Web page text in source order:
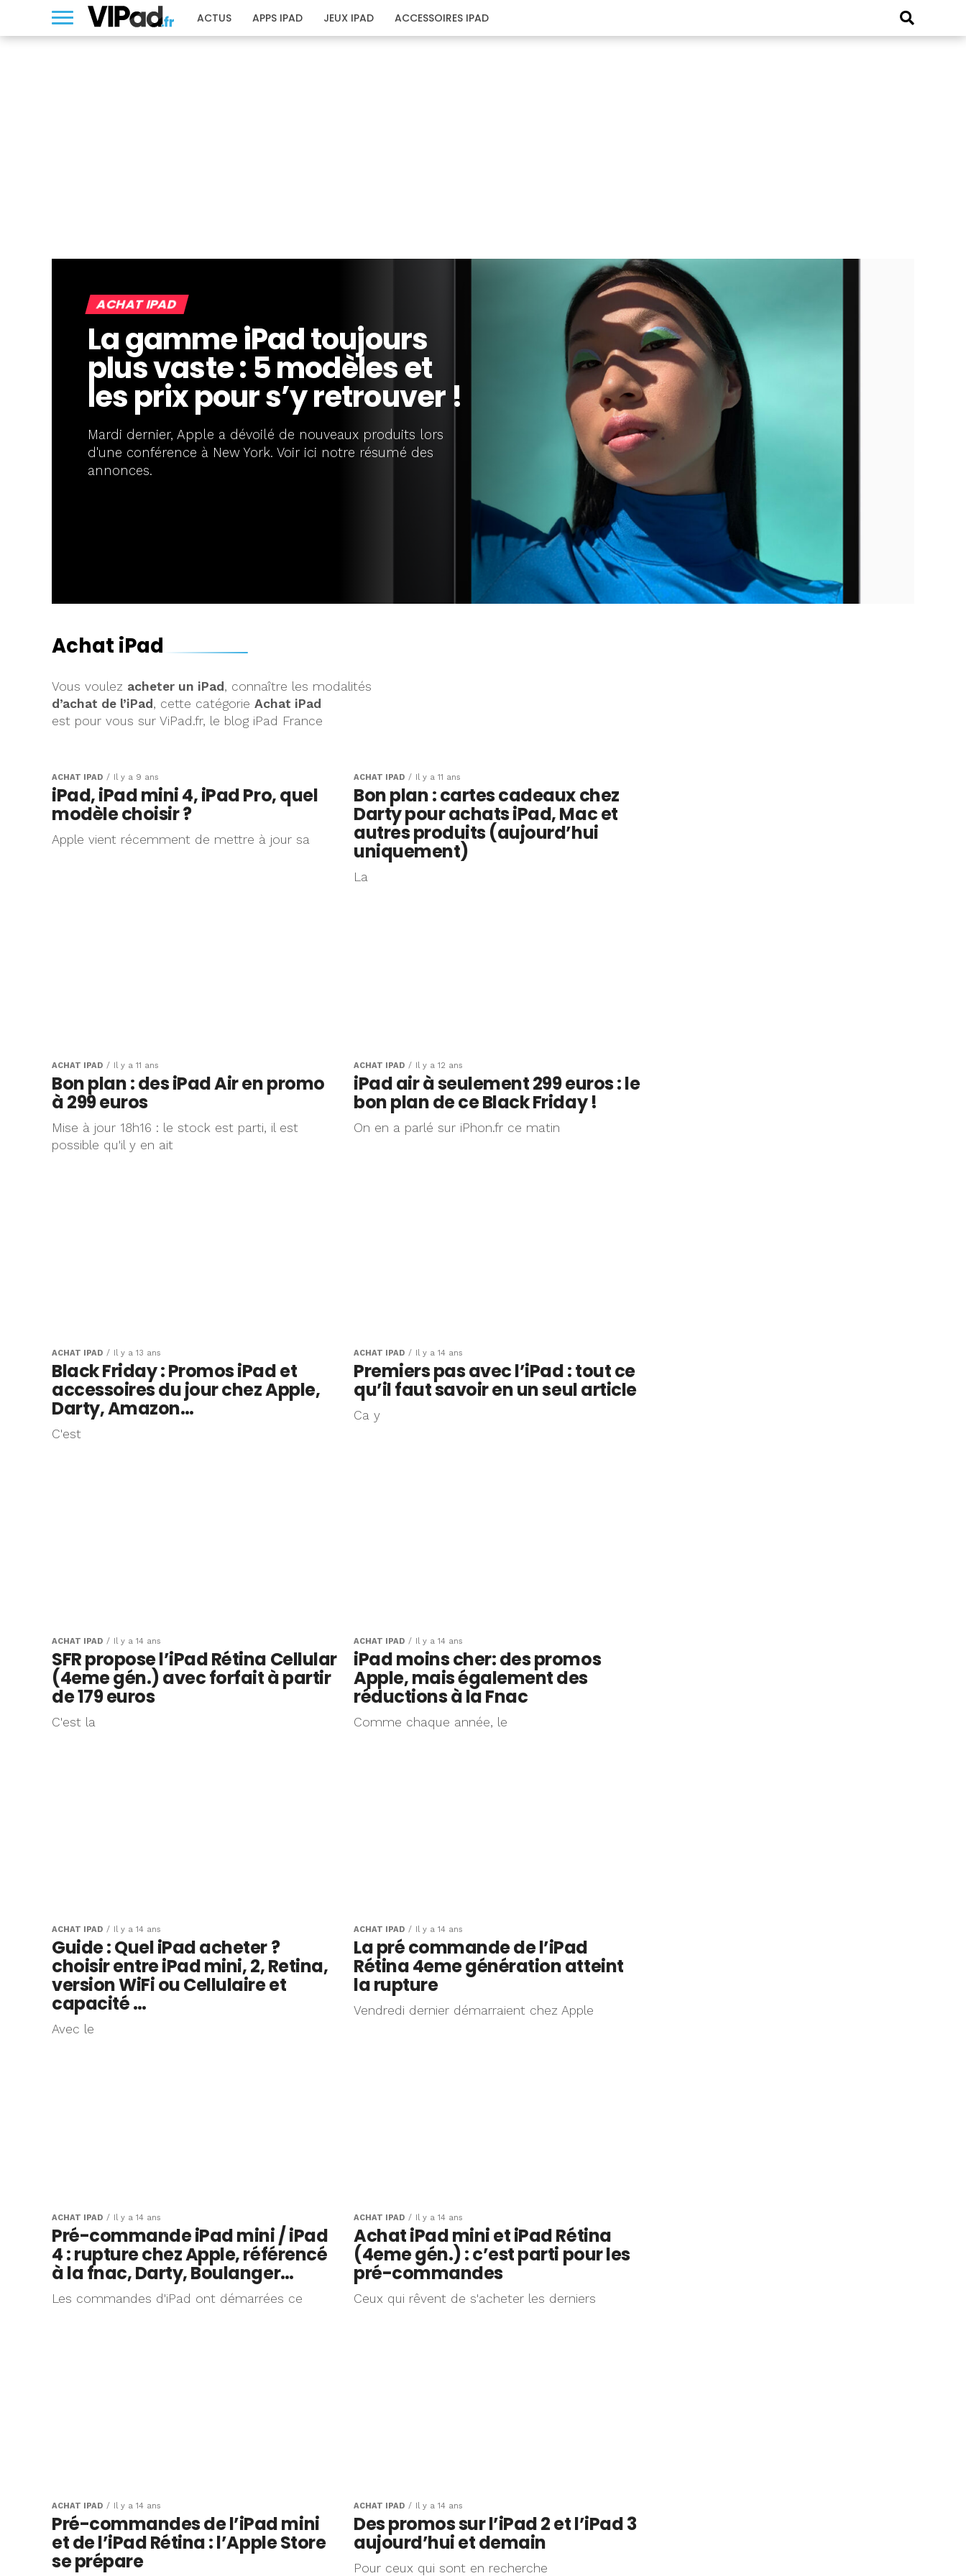
ACTUS APPS IPAD JEUX IPAD ACCESSOIRES IPAD
ACHAT IPAD
La gamme iPad toujours
plus vaste : 5 modèles et
les prix pour s’y retrouver !
Mardi dernier, Apple a dévoilé de nouveaux produits lors
d'une conférence à New York. Voir ici notre résumé des
annonces.
Achat iPad
Vous voulez acheter un iPad , connaître les modalités
d’achat de l’iPad , cette catégorie Achat iPad
est pour vous sur ViPad.fr, le blog iPad France
ACHAT IPAD Il y a 9 ans
iPad, iPad mini 4, iPad Pro, quel
modèle choisir ?
Apple vient récemment de mettre à jour sa
ACHAT IPAD Il y a 11 ans
Bon plan : cartes cadeaux chez
Darty pour achats iPad, Mac et
autres produits (aujourd’hui
uniquement)
La
ACHAT IPAD Il y a 11 ans
Bon plan : des iPad Air en promo
à 299 euros
Mise à jour 18h16 : le stock est parti, il est
possible qu'il y en ait
ACHAT IPAD Il y a 12 ans
iPad air à seulement 299 euros : le
bon plan de ce Black Friday !
On en a parlé sur iPhon.fr ce matin
ACHAT IPAD Il y a 13 ans
Black Friday : Promos iPad et
accessoires du jour chez Apple,
Darty, Amazon…
C'est
ACHAT IPAD Il y a 14 ans
Premiers pas avec l’iPad : tout ce
qu’il faut savoir en un seul article
Ca y
ACHAT IPAD Il y a 14 ans
SFR propose l’iPad Rétina Cellular
(4eme gén.) avec forfait à partir
de 179 euros
C'est la
ACHAT IPAD Il y a 14 ans
iPad moins cher: des promos
Apple, mais également des
réductions à la Fnac
Comme chaque année, le
ACHAT IPAD Il y a 14 ans
Guide : Quel iPad acheter ?
choisir entre iPad mini, 2, Retina,
version WiFi ou Cellulaire et
capacité …
Avec le
ACHAT IPAD Il y a 14 ans
La pré commande de l’iPad
Rétina 4eme génération atteint
la rupture
Vendredi dernier démarraient chez Apple
ACHAT IPAD Il y a 14 ans
Pré-commande iPad mini / iPad
4 : rupture chez Apple, référencé
à la fnac, Darty, Boulanger…
Les commandes d'iPad ont démarrées ce
ACHAT IPAD Il y a 14 ans
Achat iPad mini et iPad Rétina
(4eme gén.) : c’est parti pour les
pré-commandes
Ceux qui rêvent de s'acheter les derniers
ACHAT IPAD Il y a 14 ans
Pré-commandes de l’iPad mini
et de l’iPad Rétina : l’Apple Store
se prépare
ACHAT IPAD Il y a 14 ans
Des promos sur l’iPad 2 et l’iPad 3
aujourd’hui et demain
Pour ceux qui sont en recherche